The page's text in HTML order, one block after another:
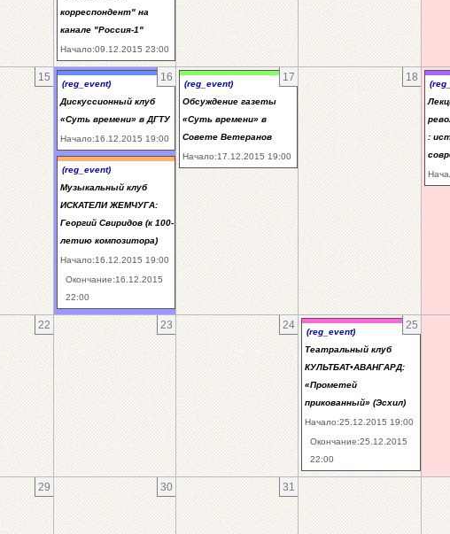
корреспондент" на
канале "Россия-1"
Начало:09.12.2015 23:00
15 16
(reg_event)
Дискуссионный клуб
«Суть времени» в ДГТУ
Начало:16.12.2015 19:00
(reg_event)
Музыкальный клуб
ИСКАТЕЛИ ЖЕМЧУГА:
Георгий Свиридов (к 100-
летию композитора)
Начало:16.12.2015 19:00
Окончание:16.12.2015
22:00
17
(reg_event)
Обсуждение газеты
«Суть времени» в
Совете Ветеранов
Начало:17.12.2015 19:00
18
:
22 23 24 25
(reg_event)
Театральный клуб
КУЛЬТБАТ•АВАНГАРД:
«Прометей
прикованный» (Эсхил)
Начало:25.12.2015 19:00
Окончание:25.12.2015
22:00
29 30 31